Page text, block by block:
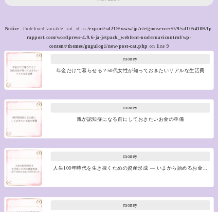
Notice: Undefined variable: cat_id in /export/sd219/www/jp/r/e/gmoserver/0/9/sd1054109/fp-
rapport.com/wordpress-4.9.6-ja-jetpack_webfont-undernavicontrol/wp-
content/themes/gugulog1/new-post-cat.php on line 9
money
年金だけで暮らせる？50代女性が知っておきたいリアルな生活費
money
親が認知症になる前にしておきたいお金の準備
money
人生100年時代を生き抜くための資産形成 ― いまから始めるお金…
money